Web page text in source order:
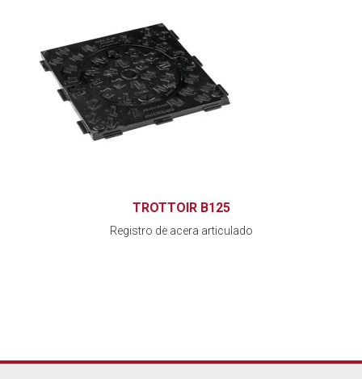
TROTTOIR B125
Registro de acera articulado